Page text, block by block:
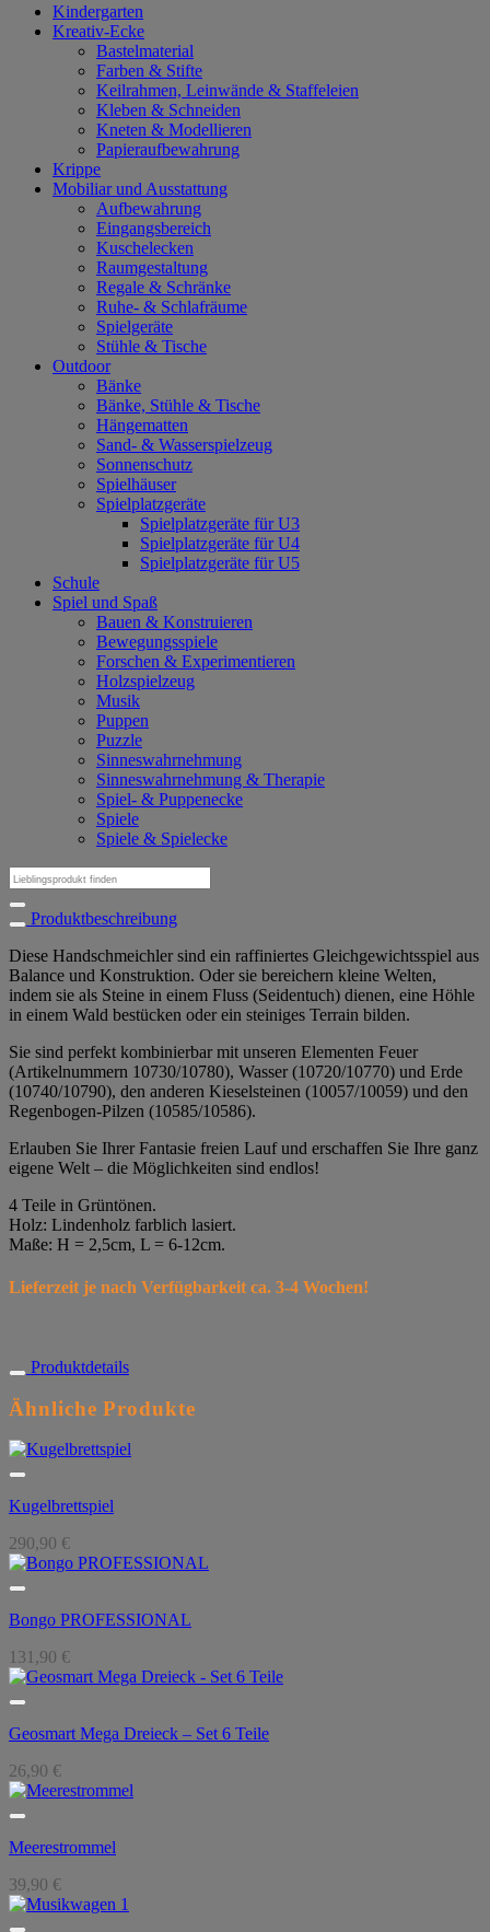
Kindergarten
Kreativ-Ecke
Bastelmaterial
Farben & Stifte
Keilrahmen, Leinwände & Staffeleien
Kleben & Schneiden
Kneten & Modellieren
Papieraufbewahrung
Krippe
Mobiliar und Ausstattung
Aufbewahrung
Eingangsbereich
Kuschelecken
Raumgestaltung
Regale & Schränke
Ruhe- & Schlafräume
Spielgeräte
Stühle & Tische
Outdoor
Bänke
Bänke, Stühle & Tische
Hängematten
Sand- & Wasserspielzeug
Sonnenschutz
Spielhäuser
Spielplatzgeräte
Spielplatzgeräte für U3
Spielplatzgeräte für U4
Spielplatzgeräte für U5
Schule
Spiel und Spaß
Bauen & Konstruieren
Bewegungsspiele
Forschen & Experimentieren
Holzspielzeug
Musik
Puppen
Puzzle
Sinneswahrnehmung
Sinneswahrnehmung & Therapie
Spiel- & Puppenecke
Spiele
Spiele & Spielecke
Suchen
nach:
Produktbeschreibung
Diese Handschmeichler sind ein raffiniertes Gleichgewichtsspiel aus
Balance und Konstruktion. Oder sie bereichern kleine Welten,
indem sie als Steine in einem Fluss (Seidentuch) dienen, eine Höhle
in einem Wald bestücken oder ein steiniges Terrain bilden.
Sie sind perfekt kombinierbar mit unseren Elementen Feuer
(Artikelnummern 10730/10780), Wasser (10720/10770) und Erde
(10740/10790), den anderen Kieselsteinen (10057/10059) und den
Regenbogen-Pilzen (10585/10586).
Erlauben Sie Ihrer Fantasie freien Lauf und erschaffen Sie Ihre ganz
eigene Welt – die Möglichkeiten sind endlos!
4 Teile in Grüntönen.
Holz: Lindenholz farblich lasiert.
Maße: H = 2,5cm, L = 6-12cm.
Lieferzeit je nach Verfügbarkeit ca. 3-4 Wochen!
Produktdetails
Ähnliche Produkte
Kugelbrettspiel
290,90 €
Bongo PROFESSIONAL
131,90 €
Geosmart Mega Dreieck – Set 6 Teile
26,90 €
Meerestrommel
39,90 €